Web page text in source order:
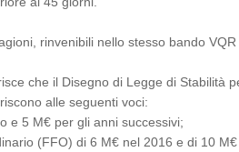
rinvenibili nello stesso bando
che il Disegno di Legge di
alle seguenti voci:
e 5 M€ per gli anni successivi;
(FFO) di 6 M€ nel 2016 e di 10